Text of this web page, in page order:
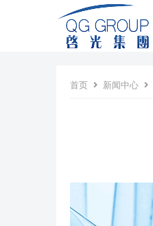
首页 新闻中心